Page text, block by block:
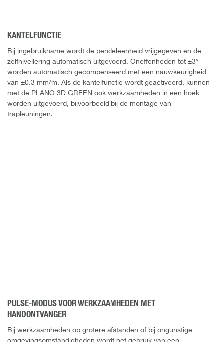
KANTELFUNCTIE
Bij ingebruikname wordt de pendeleenheid vrijgegeven en de
zelfnivellering automatisch uitgevoerd. Oneffenheden tot ±3°
worden automatisch gecompenseerd met een nauwkeurigheid
van ±0.3 mm/m. Als de kantelfunctie wordt geactiveerd, kunnen
met de PLANO 3D GREEN ook werkzaamheden in een hoek
worden uitgevoerd, bijvoorbeeld bij de montage van
trapleuningen.
PULSE-MODUS VOOR WERKZAAMHEDEN MET
HANDONTVANGER
Bij werkzaamheden op grotere afstanden of bij ongunstige
omgevingsomstandigheden wordt het gebruik van een